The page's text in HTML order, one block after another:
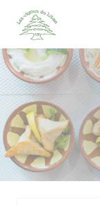
Personalizing your